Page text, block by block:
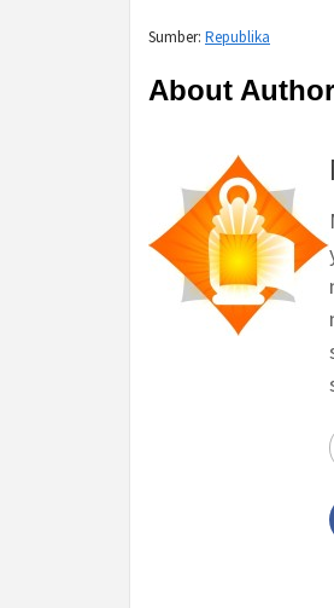
Sumber: Republika
About Author